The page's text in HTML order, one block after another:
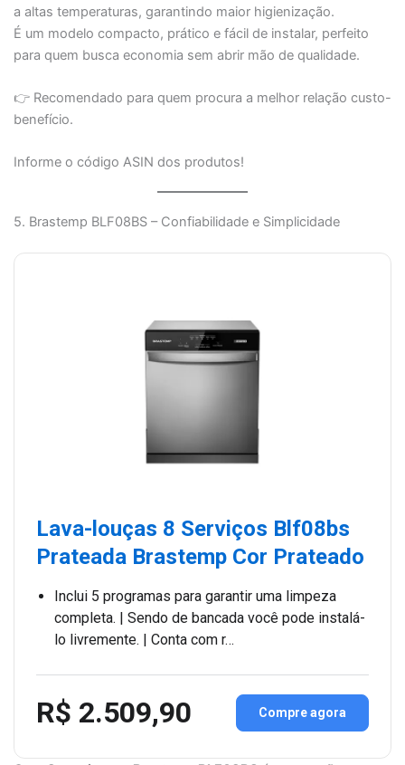
a altas temperaturas, garantindo maior higienização.
É um modelo compacto, prático e fácil de instalar, perfeito
para quem busca economia sem abrir mão de qualidade.
👉 Recomendado para quem procura a melhor relação custo-
benefício.
Informe o código ASIN dos produtos!
5. Brastemp BLF08BS – Confiabilidade e Simplicidade
Lava-louças 8 Serviços Blf08bs
Prateada Brastemp Cor Prateado
Inclui 5 programas para garantir uma limpeza
completa. | Sendo de bancada você pode instalá-
lo livremente. | Conta com r…
R$ 2.509,90 Compre agora